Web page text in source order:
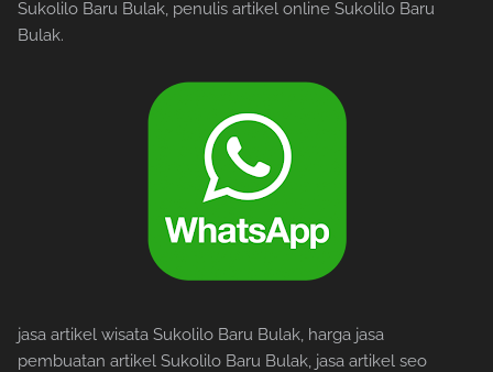
Sukolilo Baru Bulak, penulis artikel online Sukolilo Baru
Bulak.
jasa artikel wisata Sukolilo Baru Bulak, harga jasa
pembuatan artikel Sukolilo Baru Bulak, jasa artikel seo